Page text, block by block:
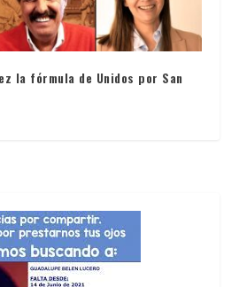
la fórmula de Unidos por San